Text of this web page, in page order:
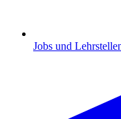
Jobs und